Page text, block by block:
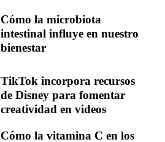
Cómo la microbiota
intestinal influye en nuestro
bienestar
TikTok incorpora recursos
de Disney para fomentar
creatividad en videos
Cómo la vitamina C en los